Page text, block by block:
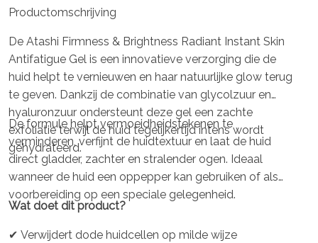
Productomschrijving
De Atashi Firmness & Brightness Radiant Instant Skin
Antifatigue Gel is een innovatieve verzorging die de
huid helpt te vernieuwen en haar natuurlijke glow terug
te geven. Dankzij de combinatie van glycolzuur en
hyaluronzuur ondersteunt deze gel een zachte
exfoliatie terwijl de huid tegelijkertijd intens wordt
gehydrateerd.
De formule helpt vermoeidheidstekenen te
verminderen, verfijnt de huidtextuur en laat de huid
direct gladder, zachter en stralender ogen. Ideaal
wanneer de huid een oppepper kan gebruiken of als
voorbereiding op een speciale gelegenheid.
Wat doet dit product?
✔ Verwijdert dode huidcellen op milde wijze